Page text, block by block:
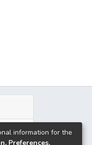
information for the
Preferences,